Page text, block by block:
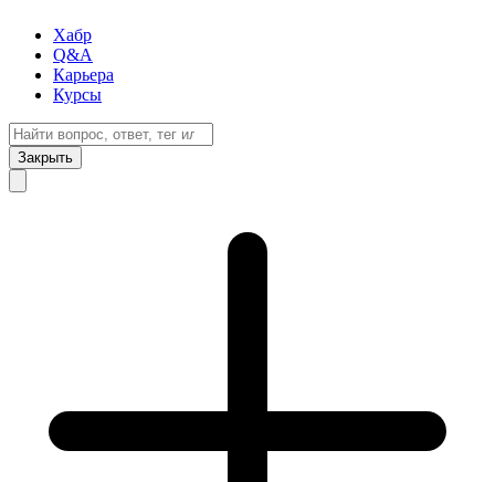
Хабр
Q&A
Карьера
Курсы
Закрыть